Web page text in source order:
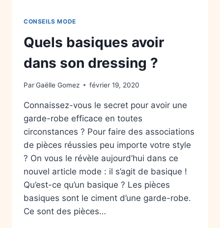
CONSEILS MODE
Quels basiques avoir
dans son dressing ?
ParGaëlle Gomez février 19, 2020
Connaissez-vous le secret pour avoir une
garde-robe efficace en toutes
circonstances ? Pour faire des associations
de pièces réussies peu importe votre style
? On vous le révèle aujourd’hui dans ce
nouvel article mode : il s’agit de basique !
Qu’est-ce qu’un basique ? Les pièces
basiques sont le ciment d’une garde-robe.
Ce sont des pièces…